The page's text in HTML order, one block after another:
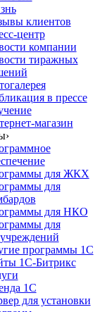
клиентов
центр
компании
тиражных
в прессе
магазин
›
для ЖКХ
для
для НКО
для
программы 1С
1С-Битрикс
1С
для установки